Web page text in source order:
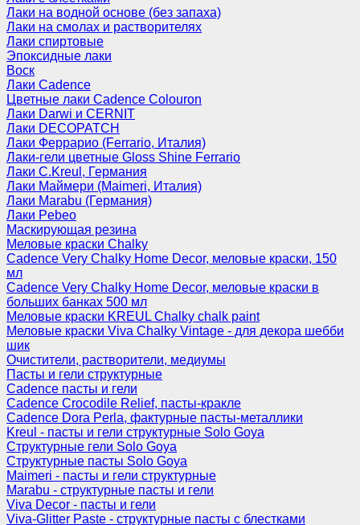
Лаки на водной основе (без запаха)
Лаки на смолах и растворителях
Лаки спиртовые
Эпоксидные лаки
Воск
Лаки Cadence
Цветные лаки Cadence Colouron
Лаки Darwi и CERNIT
Лаки DECOPATCH
Лаки Феррарио (Ferrario, Италия)
Лаки-гели цветные Gloss Shine Ferrario
Лаки C.Kreul, Германия
Лаки Маймери (Maimeri, Италия)
Лаки Marabu (Германия)
Лаки Pebeo
Маскирующая резина
Меловые краски Chalky
Cadence Very Chalky Home Decor, меловые краски, 150
мл
Cadence Very Chalky Home Decor, меловые краски в
больших банках 500 мл
Меловые краски KREUL Chalky chalk paint
Меловые краски Viva Chalky Vintage - для декора шебби
шик
Очистители, растворители, медиумы
Пасты и гели структурные
Cadence пасты и гели
Cadence Crocodile Relief, пасты-кракле
Cadence Dora Perla, фактурные пасты-металлики
Kreul - пасты и гели структурные Solo Goya
Структурные гели Solo Goya
Структурные пасты Solo Goya
Maimeri - пасты и гели структурные
Marabu - структурные пасты и гели
Viva Decor - пасты и гели
Viva-Glitter Paste - структурные пасты с блестками